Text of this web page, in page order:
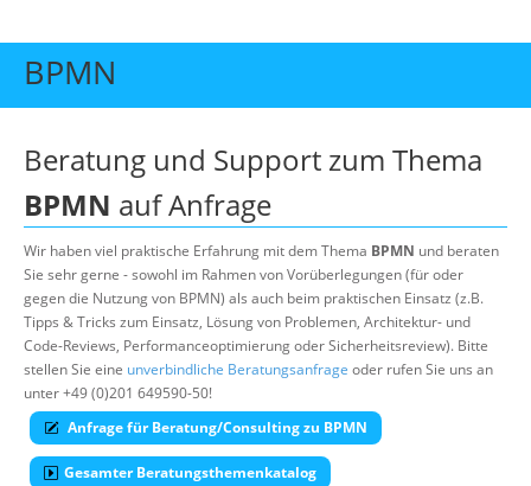
Start
Individuelle Schulungen
Offene Seminare
Wissen
Über uns
Suche
BPMN
Beratung und Support zum Thema
BPMN auf Anfrage
Wir haben viel praktische Erfahrung mit dem Thema BPMN und beraten
Sie sehr gerne - sowohl im Rahmen von Vorüberlegungen (für oder
gegen die Nutzung von BPMN) als auch beim praktischen Einsatz (z.B.
Tipps & Tricks zum Einsatz, Lösung von Problemen, Architektur- und
Code-Reviews, Performanceoptimierung oder Sicherheitsreview). Bitte
stellen Sie eine unverbindliche Beratungsanfrage oder rufen Sie uns an
unter +49 (0)201 649590-50!
Anfrage für Beratung/Consulting zu BPMN
Gesamter Beratungsthemenkatalog